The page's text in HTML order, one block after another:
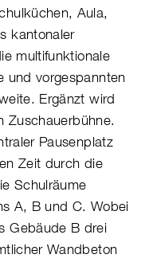
Aula,
kantonaler
multifunktionale
und vorgespannten
Ergänzt wird
Zuschauerbühne.
Pausenplatz
Zeit durch die
Schulräume
A, B und C. Wobei
Gebäude B drei
Wandbeton